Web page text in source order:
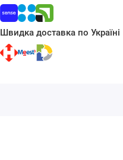
Швидка доставка по Україні